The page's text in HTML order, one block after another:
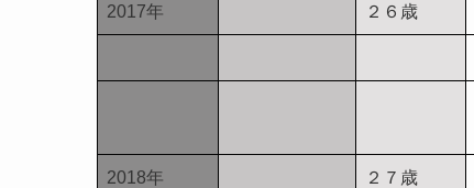
2017年 ２６歳
2018年 ２７歳